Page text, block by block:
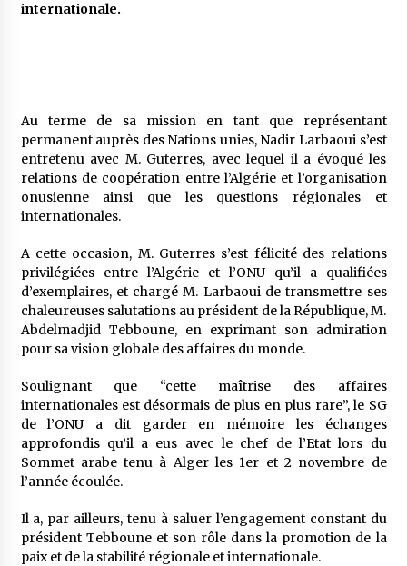
internationale.
Au terme de sa mission en tant que représentant
permanent auprès des Nations unies, Nadir Larbaoui s’est
entretenu avec M. Guterres, avec lequel il a évoqué les
relations de coopération entre l’Algérie et l’organisation
onusienne ainsi que les questions régionales et
internationales.
A cette occasion, M. Guterres s’est félicité des relations
privilégiées entre l’Algérie et l’ONU qu’il a qualifiées
d’exemplaires, et chargé M. Larbaoui de transmettre ses
chaleureuses salutations au président de la République, M.
Abdelmadjid Tebboune, en exprimant son admiration
pour sa vision globale des affaires du monde.
Soulignant que “cette maîtrise des affaires
internationales est désormais de plus en plus rare”, le SG
de l’ONU a dit garder en mémoire les échanges
approfondis qu’il a eus avec le chef de l’Etat lors du
Sommet arabe tenu à Alger les 1er et 2 novembre de
l’année écoulée.
Il a, par ailleurs, tenu à saluer l’engagement constant du
président Tebboune et son rôle dans la promotion de la
paix et de la stabilité régionale et internationale.